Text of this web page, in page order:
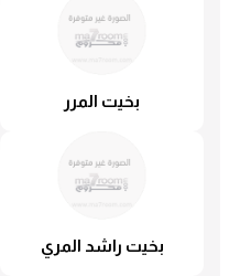
بخيت المرر
بخيت راشد المري